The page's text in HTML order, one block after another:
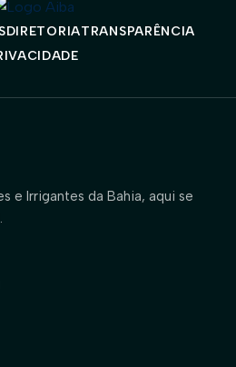
DIRETORIATRANSPARÊNCIA
e Irrigantes da Bahia, aqui se